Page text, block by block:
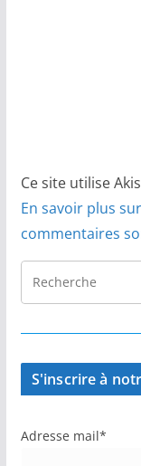
Ce site utilise
En savoir plus
commentaires
S'inscrire à
Adresse mail*